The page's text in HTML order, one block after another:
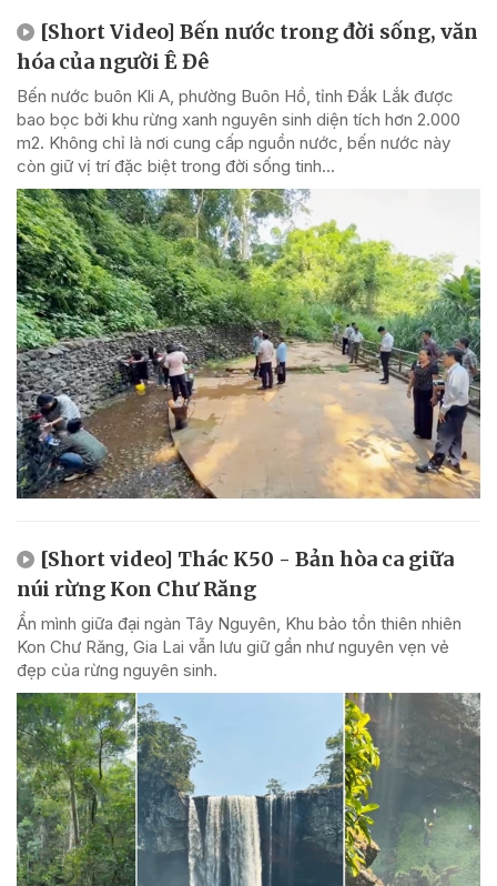
[Short Video] Bến nước trong đời sống, văn
hóa của người Ê Đê
Bến nước buôn Kli A, phường Buôn Hồ, tỉnh Đắk Lắk được
bao bọc bởi khu rừng xanh nguyên sinh diện tích hơn 2.000
m2. Không chỉ là nơi cung cấp nguồn nước, bến nước này
còn giữ vị trí đặc biệt trong đời sống tinh...
[Short video] Thác K50 - Bản hòa ca giữa
núi rừng Kon Chư Răng
Ẩn mình giữa đại ngàn Tây Nguyên, Khu bảo tồn thiên nhiên
Kon Chư Răng, Gia Lai vẫn lưu giữ gần như nguyên vẹn vẻ
đẹp của rừng nguyên sinh.